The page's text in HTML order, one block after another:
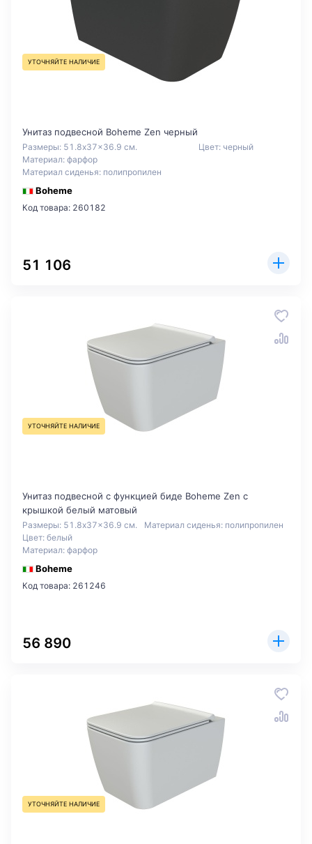
УТОЧНЯЙТЕ НАЛИЧИЕ
Унитаз подвесной Boheme Zen черный
Размеры: 51.8x37x36.9 см.
Материал: фарфор
Материал сиденья: полипропилен
Цвет: черный
Boheme
Код товара: 260182
51 106
УТОЧНЯЙТЕ НАЛИЧИЕ
Унитаз подвесной с функцией биде Boheme Zen с
крышкой белый матовый
Размеры: 51.8x37x36.9 см.
Цвет: белый
Материал: фарфор
Материал сиденья: полипропилен
Boheme
Код товара: 261246
56 890
УТОЧНЯЙТЕ НАЛИЧИЕ